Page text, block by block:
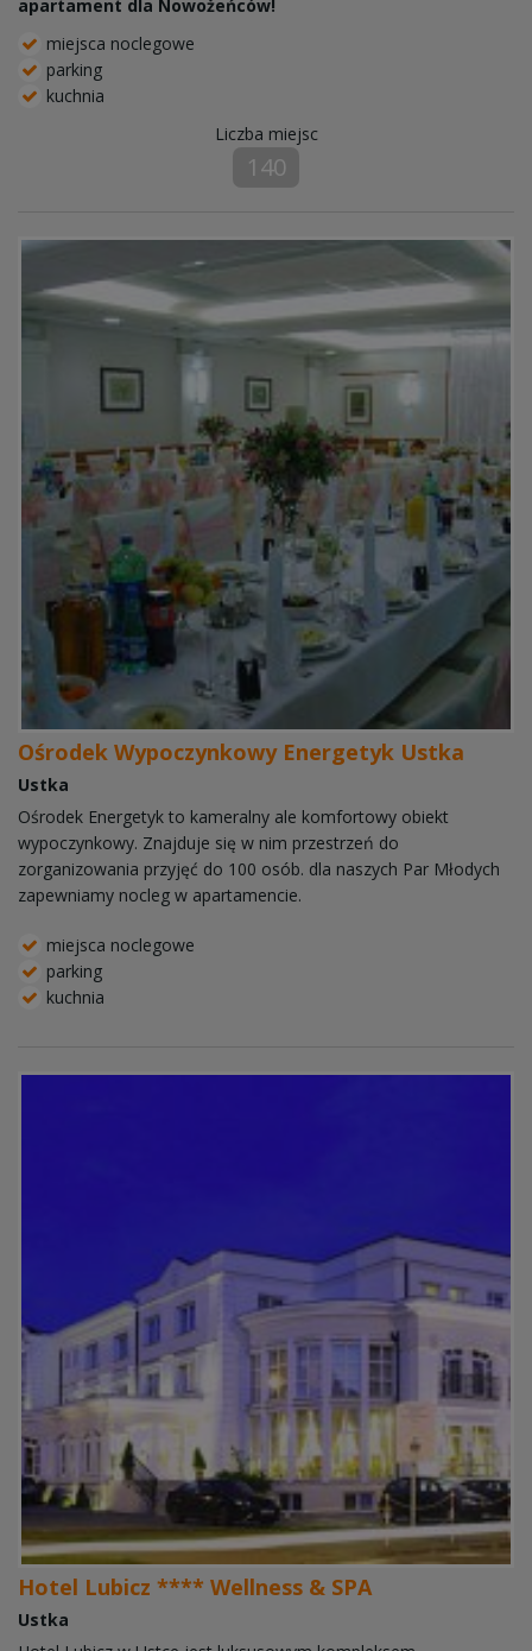
apartament dla Nowożeńców!
miejsca noclegowe
parking
kuchnia
Liczba miejsc
140
Ośrodek Wypoczynkowy Energetyk Ustka
Ustka
Ośrodek Energetyk to kameralny ale komfortowy obiekt
wypoczynkowy. Znajduje się w nim przestrzeń do
zorganizowania przyjęć do 100 osób. dla naszych Par Młodych
zapewniamy nocleg w apartamencie.
miejsca noclegowe
parking
kuchnia
Hotel Lubicz **** Wellness & SPA
Ustka